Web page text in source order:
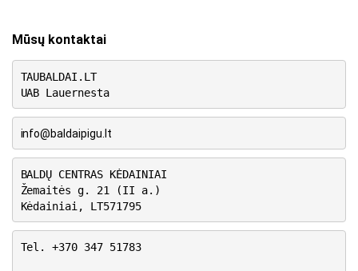
Mūsų kontaktai
TAUBALDAI.LT
UAB Lauernesta
info@baldaipigu.lt
BALDŲ CENTRAS KĖDAINIAI
Žemaitės g. 21 (II a.)
Kėdainiai, LT571795
Tel. +370 347 51783